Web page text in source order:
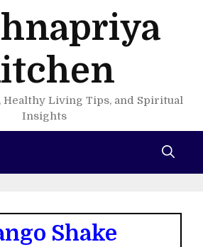
Healthy Living Tips, and Spiritual
Insights
Shake